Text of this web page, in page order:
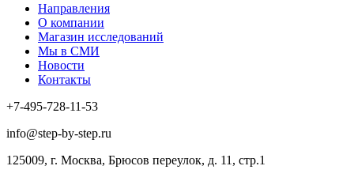
Направления
О компании
Магазин исследований
Мы в СМИ
Новости
Контакты
+7-495-728-11-53
info@step-by-step.ru
125009, г. Москва, Брюсов переулок, д. 11, стр.1